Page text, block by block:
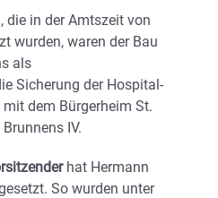
die in der Amtszeit von
wurden, waren der Bau
als
Sicherung der Hospital-
dem Bürgerheim St.
IV.
hat Hermann
So wurden unter